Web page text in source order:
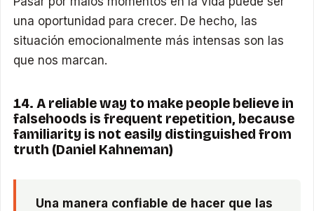
una oportunidad para crecer. De hecho, las
situación emocionalmente más intensas son las
que nos marcan.
14. A reliable way to make people believe in
falsehoods is frequent repetition, because
familiarity is not easily distinguished from
truth (Daniel Kahneman)
Una manera confiable de hacer que las